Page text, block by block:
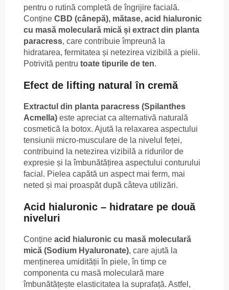
pentru o rutină completă de îngrijire facială.
Conține CBD (cânepă), mătase, acid hialuronic
cu masă moleculară mică și extract din planta
paracress, care contribuie împreună la
hidratarea, fermitatea și netezirea vizibilă a pielii.
Potrivită pentru toate tipurile de ten.
Efect de lifting natural în cremă
Extractul din planta paracress (Spilanthes
Acmella) este apreciat ca alternativă naturală
cosmetică la botox. Ajută la relaxarea aspectului
tensiunii micro-musculare de la nivelul feței,
contribuind la netezirea vizibilă a ridurilor de
expresie și la îmbunătățirea aspectului conturului
facial. Pielea capătă un aspect mai ferm, mai
neted și mai proaspăt după câteva utilizări.
Acid hialuronic – hidratare pe două
niveluri
Conține acid hialuronic cu masă moleculară
mică (Sodium Hyaluronate), care ajută la
menținerea umidității în piele, în timp ce
componenta cu masă moleculară mare
îmbunătățește elasticitatea la suprafață. Astfel,